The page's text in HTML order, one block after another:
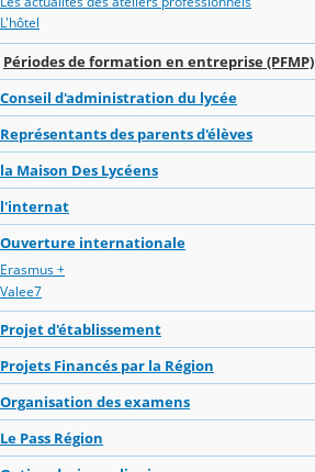
L'hôtel
Périodes de formation en entreprise (PFMP)
Conseil d'administration du lycée
Représentants des parents d'élèves
la Maison Des Lycéens
l'internat
Ouverture internationale
Erasmus +
Valee7
Projet d'établissement
Projets Financés par la Région
Organisation des examens
Le Pass Région